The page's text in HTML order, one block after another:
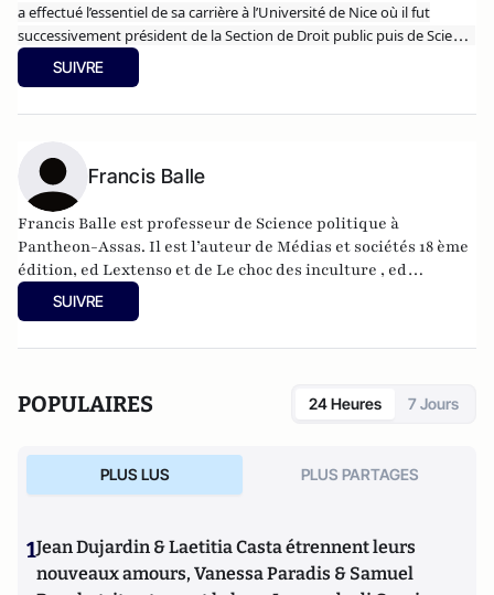
a effectué l’essentiel de sa carrière à l’Université de Nice où il fut
successivement président de la Section de Droit public puis de Science
politique. Il est le fondateur de la filière Science politique à la Faculté
de Droit de Nice
et fut directeur du Laboratoire LARJEPTAE
Sociétés). Il fut membre du Conseil d’administration de la Fondation
nationale des sciences politiques,
universités(CNU – 4e section), de plusieurs jurys d’agrégation de
l’enseignement supérieur en Science politique et Droit public et a
siégé pendant deux mandats à la Commission des Sondages.
Jusqu'en 2016, le Professeur Bidégaray
dispensait également ses cours aux étudiants de l'Ecole de
SUIVRE
Francis Balle
Francis Balle est professeur de Science politique à
Pantheon-Assas. Il est l’auteur de Médias et sociétés 18 ème
édition, ed Lextenso et de Le choc des inculture , ed
L’Archipel.
SUIVRE
POPULAIRES 24 Heures 7 Jours
PLUS LUS PLUS PARTAGES
1Jean Dujardin & Laetitia Casta étrennent leurs
nouveaux amours, Vanessa Paradis & Samuel